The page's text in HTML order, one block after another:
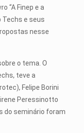
“A Finep e a
Techs e seus
nesse
o tema. O
teve a
Felipe Borini
Peressinotto
do seminário foram